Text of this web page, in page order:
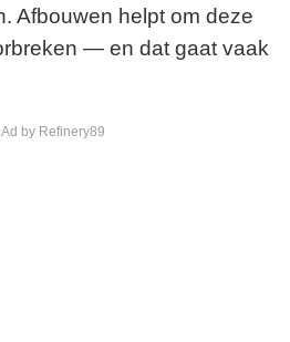
Afbouwen helpt om deze
— en dat gaat vaak
by Refinery89